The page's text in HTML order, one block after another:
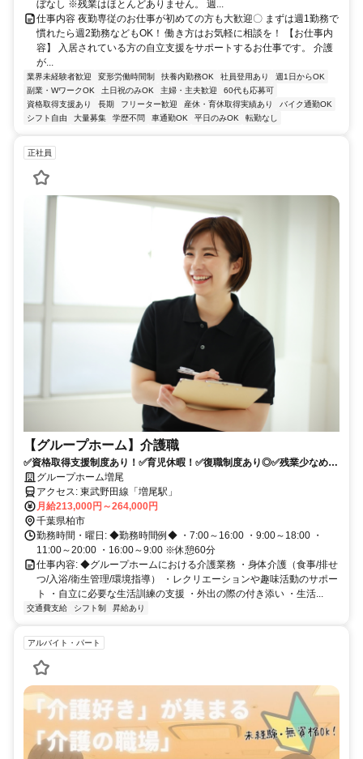
ぼなし ※残業はほとんどありません。 週...
仕事内容 夜勤専従のお仕事が初めての方も大歓迎〇 まずは週1勤務で
慣れたら週2勤務などもOK！ 働き方はお気軽に相談を！ 【お仕事内
容】 入居されている方の自立支援をサポートするお仕事です。 介護
が...
業界未経験者歓迎 変形労働時間制 扶養内勤務OK 社員登用あり
週1日からOK
副業・WワークOK
土日祝のみOK 主婦・主夫歓迎
60代も応募可
資格取得支援あり
長期 フリーター歓迎 産休・育休取得実績あり
バイク通勤OK
シフト自由
大量募集 学歴不問 車通勤OK 平日のみOK 転勤なし
正社員
【グループホーム】介護職
✅資格取得支援制度あり！✅育児休暇！✅復職制度あり◎✅残業少なめ！
グループホームの介護職
グループホーム増尾
アクセス: 東武野田線「増尾駅」
月給213,000円～264,000円
千葉県柏市
勤務時間・曜日: ◆勤務時間例◆ ・7:00～16:00 ・9:00～18:00 ・
11:00～20:00 ・16:00～9:00 ※休憩60分
仕事内容: ◆グループホームにおける介護業務 ・身体介護（食事/排せ
つ/入浴/衛生管理/環境指導） ・レクリエーションや趣味活動のサポー
ト ・自立に必要な生活訓練の支援 ・外出の際の付き添い ・生活...
交通費支給 シフト制 昇給あり
アルバイト・パート